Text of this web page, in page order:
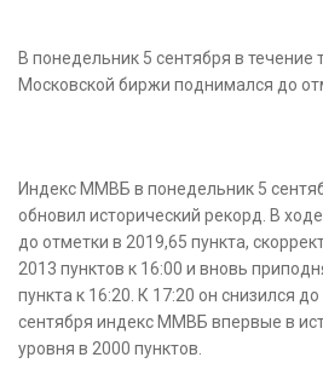
В понедельник 5 сентября в течение
Московской биржи поднимался до
Индекс ММВБ в понедельник 5
обновил исторический рекорд. В
до отметки в 2019,65 пункта,
2013 пунктов к 16:00 и вновь
пункта к 16:20. К 17:20 он снизился
сентября индекс ММВБ впервые в
уровня в 2000 пунктов.